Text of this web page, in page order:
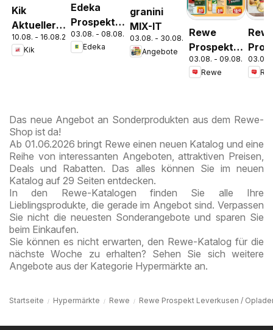
Kik
Aktueller
Prospekt
10.08. - 16.08.2026
Kik
Edeka
Prospekt
Parchim
03.08. - 08.08.2026
Edeka
granini
MIX-IT
03.08. - 30.08.2026
Angebote
Rewe
Prospekt
Berlin /
Tiergarten
03.08. - 09.08.2026
Rewe
03.08.
Das neue Angebot an Sonderprodukten aus dem Rewe-
Shop ist da!
Ab 01.06.2026 bringt Rewe einen neuen Katalog und eine
Reihe von interessanten Angeboten, attraktiven Preisen,
Deals und Rabatten. Das alles können Sie im neuen
Katalog auf 29 Seiten entdecken.
In den Rewe-Katalogen finden Sie alle Ihre
Lieblingsprodukte, die gerade im Angebot sind. Verpassen
Sie nicht die neuesten Sonderangebote und sparen Sie
beim Einkaufen.
Sie können es nicht erwarten, den Rewe-Katalog für die
nächste Woche zu erhalten? Sehen Sie sich weitere
Angebote aus der Kategorie Hypermärkte an.
Startseite Hypermärkte Rewe Rewe Prospekt Leverkusen /